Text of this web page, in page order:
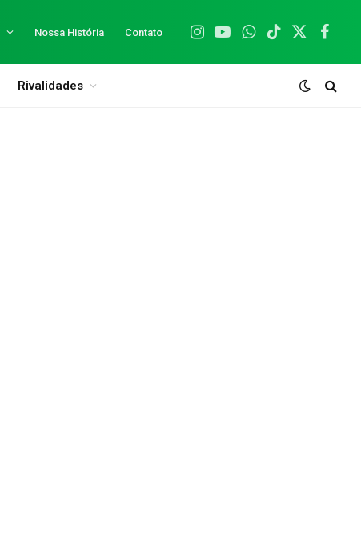
Nossa História Contato
Instagram
YouTubeWhatsApp
TikTok
X
Rivalidades